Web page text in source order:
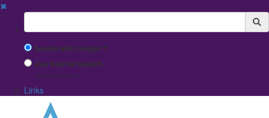
✖
Suchbegriff
Search with Google™
Use Internal Search
(limited result quality)
Links